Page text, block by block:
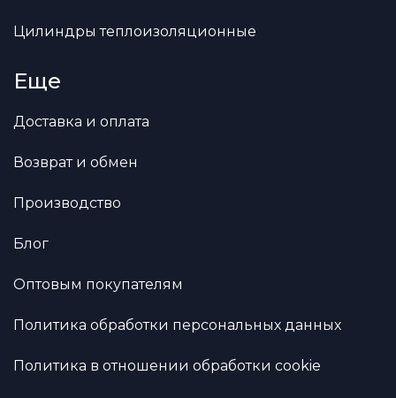
Цилиндры теплоизоляционные
Еще
Доставка и оплата
Возврат и обмен
Производство
Блог
Оптовым покупателям
Политика обработки персональных данных
Политика в отношении обработки cookie